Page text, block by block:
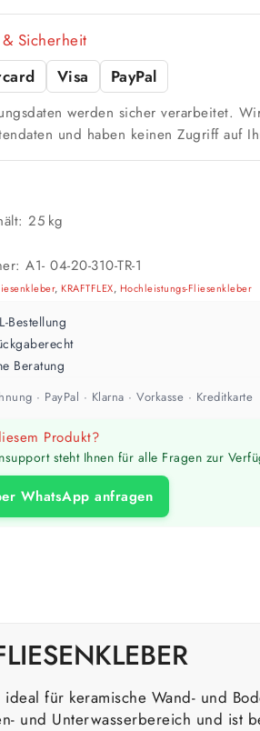
Farbig / dunkel
2 Anstriche empfohlen
und können je nach Untergrund und Werkzeug
Sicherheit
Visa PayPal
werden sicher verarbeitet.
und haben keinen Zugriff auf
25 kg
A1- 04-20-310-TR-1
,KRAFTFLEX, Hochleistungs-Fliesenkleber
Bestellung
Beratung
· PayPal · Klarna · Vorkasse · Kreditkarte
Produkt?
steht Ihnen für alle Fragen zur
WhatsApp anfragen
für keramische Wand- und
und Unterwasserbereich und ist